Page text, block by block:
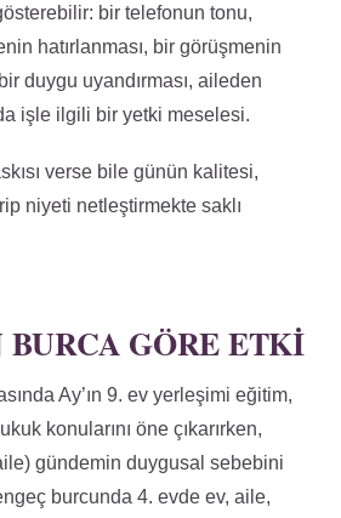
bir telefonun tonu,
hatırlanması, bir görüşmenin
duygu uyandırması, aileden
işle ilgili bir yetki meselesi.
verse bile günün kalitesi,
niyeti netleştirmekte saklı
GÖRE ETKI
Ay’ın 9. ev yerleşimi eğitim,
konularını öne çıkarırken,
gündemin duygusal sebebini
burcunda 4. evde ev, aile,